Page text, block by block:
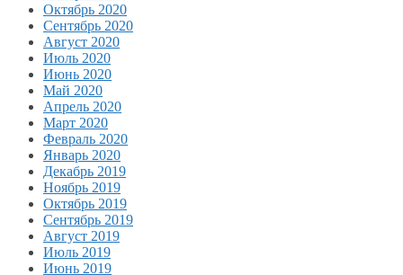
Октябрь 2020
Сентябрь 2020
Август 2020
Июль 2020
Июнь 2020
Май 2020
Апрель 2020
Март 2020
Февраль 2020
Январь 2020
Декабрь 2019
Ноябрь 2019
Октябрь 2019
Сентябрь 2019
Август 2019
Июль 2019
Июнь 2019